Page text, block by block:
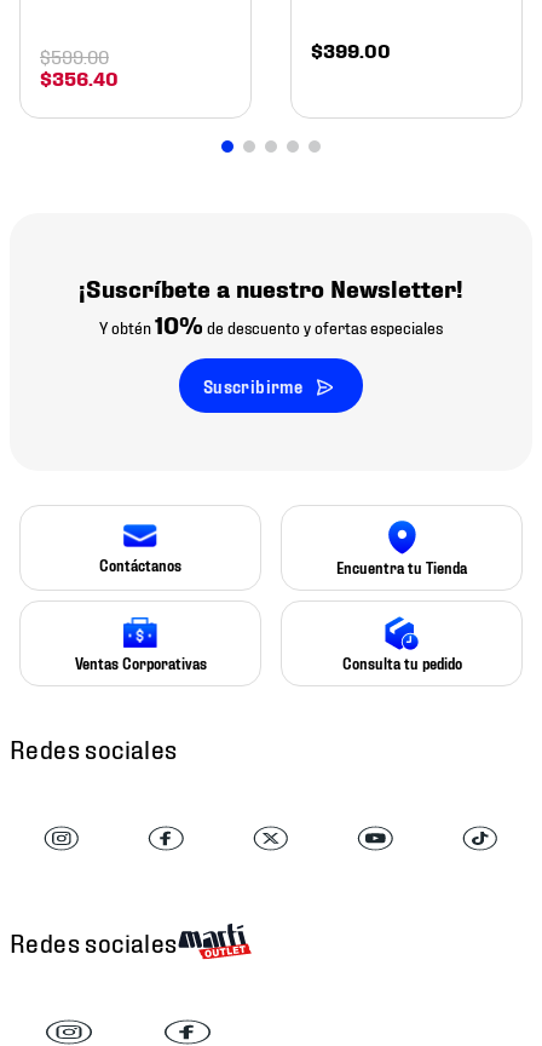
$356.40
$599.00 $399.00
¡Suscríbete a nuestro Newsletter!
Y obtén10% de descuento y ofertas especiales
Suscribirme
Contáctanos Encuentra tu Tienda
Ventas Corporativas Consulta tu pedido
Redes sociales
Redes sociales